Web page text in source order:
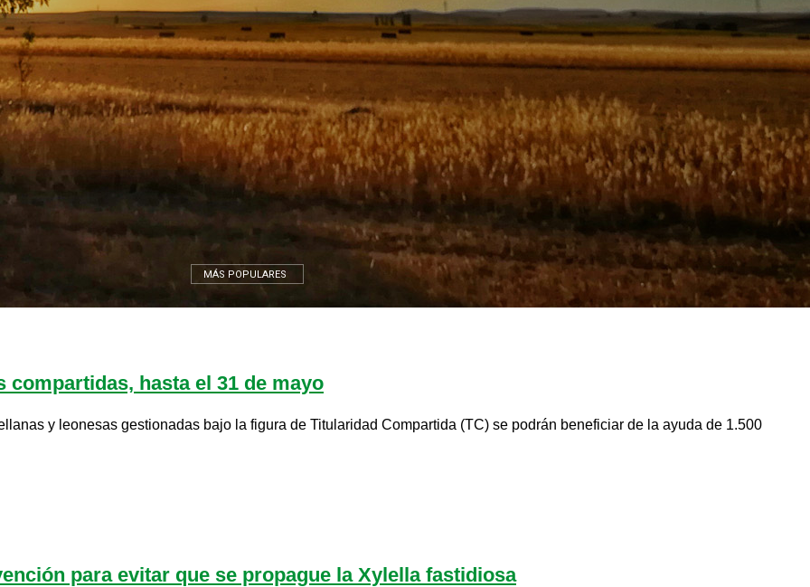
MÁS POPULARES
compartidas, hasta el 31 de mayo
y leonesas gestionadas bajo la figura de Titularidad Compartida (TC) se podrán beneficiar de la ayuda de 1.500
para evitar que se propague la Xylella fastidiosa